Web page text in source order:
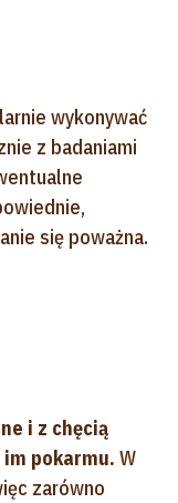
wykonywać
z badaniami
się poważna.
i z chęcią
pokarmu. W
zarówno